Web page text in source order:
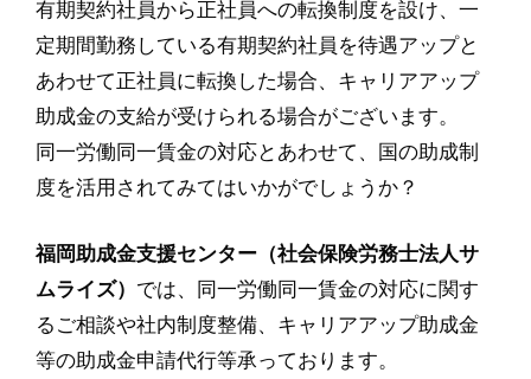
有期契約社員から正社員への転換制度を設け、一
定期間勤務している有期契約社員を待遇アップと
あわせて正社員に転換した場合、キャリアアップ
助成金の支給が受けられる場合がございます。
同一労働同一賃金の対応とあわせて、国の助成制
度を活用されてみてはいかがでしょうか？
福岡助成金支援センター（社会保険労務士法人サ
ムライズ） では、同一労働同一賃金の対応に関す
るご相談や社内制度整備、キャリアアップ助成金
等の助成金申請代行等承っております。